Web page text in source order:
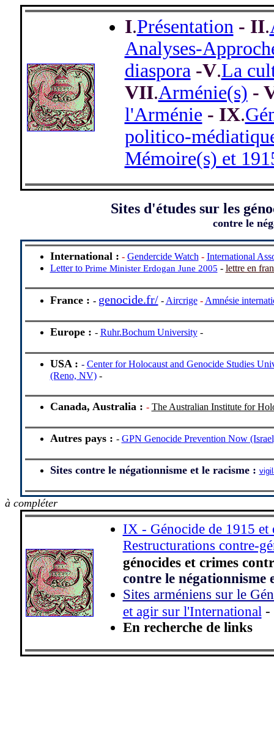
I.Présentation- II.
Analyses-
diaspora-V.La
VII.Arménie(s) -
l'Arménie - IX.
politico-
Mémoire(s) et
Sites d'études sur les
contre le
International : - Gendercide Watch - International
Letter to Prime Minister Erdogan June 2005 - lettre en
France : - genocide.fr/ - Aircrige- Amnésie
Europe : - Ruhr.Bochum University-
USA : - Center for Holocaust and Genocide Studies
(Reno, NV)-
Canada, Australia : - The Australian Institute for
Autres pays : - GPN Genocide Prevention Now
Sites contre le négationnisme et le racisme :
à compléter
IX - Génocide de 1915 et
Restructurations contre-
génocides et crimes
contre le négationnisme
Sites arméniens sur le
et agir sur l'International -
En recherche de links